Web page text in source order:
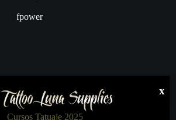
fpower
Cursos Tatuaje 2025
x